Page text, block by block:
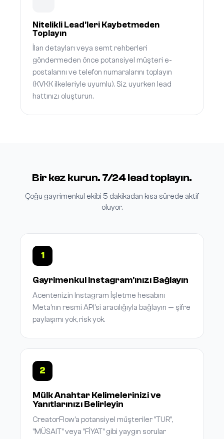
Nitelikli Lead'leri Kaybetmeden
Toplayın
İlan detayları veya semt rehberleri
göndermeden önce potansiyel müşteri e-
postalarını ve telefon numaralarını toplayın
(KVKK ilkeleriyle uyumlu). Siz uyurken lead
hattınızı oluşturun.
Bir kez kurun. 7/24 lead toplayın.
Çoğu gayrimenkul ekibi 5 dakikadan kısa sürede aktif
oluyor.
1
Gayrimenkul Instagram'ınızı Bağlayın
Acentenizin Instagram İşletme hesabını
Meta'nın resmi API'si aracılığıyla bağlayın — şifre
paylaşımı yok, risk yok.
2
Mülk Anahtar Kelimelerinizi ve
Yanıtlarınızı Belirleyin
CreatorFlow'a potansiyel müşteriler "TUR",
"MÜSAIT" veya "FİYAT" gibi yaygın sorular